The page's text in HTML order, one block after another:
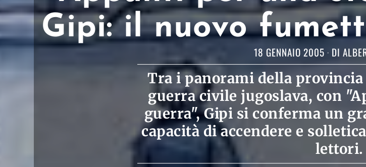
Gipi: il nuovo
18 GENNAIO 2005 DI
Tra i panorami della
guerra civile jugoslava, con
guerra", Gipi si conferma un
capacità di accendere e
lettori.